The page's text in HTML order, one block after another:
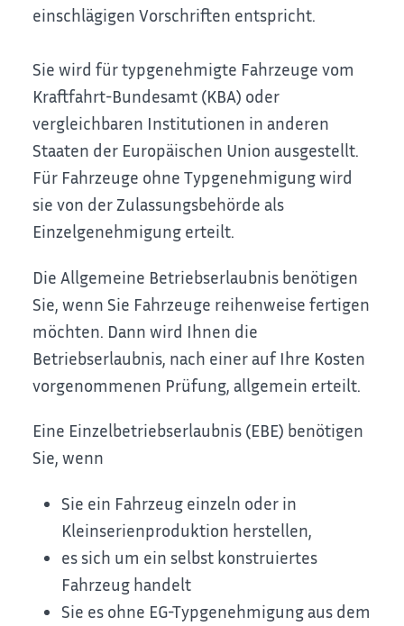
einschlägigen Vorschriften entspricht.
Sie wird für typgenehmigte Fahrzeuge vom
Kraftfahrt-Bundesamt (KBA) oder
vergleichbaren Institutionen in anderen
Staaten der Europäischen Union ausgestellt.
Für Fahrzeuge ohne Typgenehmigung wird
sie von der Zulassungsbehörde als
Einzelgenehmigung erteilt.
Die Allgemeine Betriebserlaubnis benötigen
Sie, wenn Sie Fahrzeuge reihenweise fertigen
möchten. Dann wird Ihnen die
Betriebserlaubnis, nach einer auf Ihre Kosten
vorgenommenen Prüfung, allgemein erteilt.
Eine Einzelbetriebserlaubnis (EBE) benötigen
Sie, wenn
Sie ein Fahrzeug einzeln oder in
Kleinserienproduktion herstellen,
es sich um ein selbst konstruiertes
Fahrzeug handelt
Sie es ohne EG-Typgenehmigung aus dem